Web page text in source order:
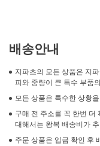
배송안내
지파츠의 모든 상품은 지
피와 중량이 큰 특수 부품
모든 상품은 특수한 상황
구매 전 주소를 꼭 한번 더
대해서는 왕복 배송비가
주문 상품은 입금 확인 후